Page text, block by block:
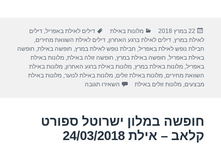
e
b
o
o
s
A
p
p
gr
a
m
e
פורסם
בתאריך
22 במרץ 2018 קטגוריות
מלונות באילת תגיות
דילים לאילת באפריל ,דילים
לאילת במרץ ,דילים לאילת ברגע האחרון ,דילים לאילת השוואת מחירים
חבילת נופש לאילת באפריל חבילת נופש לאילת במרץ חופשה באילת חופשה
באילת באפריל חופשה באילת במרץ חופשה זולה באילת ,מלונות באילת
באפריל ,מלונות באילת במרץ ,מלונות באילת ברגע האחרון ,מלונות באילת
השוואת מחירים ,מלונות באילת זולים ,מלונות באילת לנוער ,מלונות באילת
מבצעים ,מלונות זולים באילת השאירו תגובה
חופשה במלון ישרוטל ספורט
קלאב – אילת 24/03/2018